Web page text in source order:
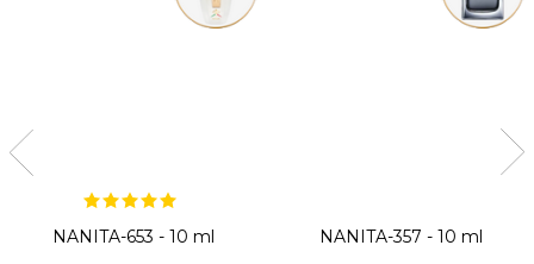
NANITA-653 - 10 ml NANITA-357 - 10 ml